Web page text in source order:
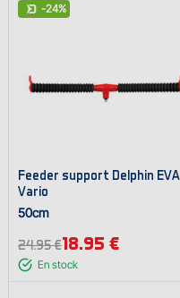
-24%
Feeder support Delphin EVA
Vario
50cm
24.95 €18.95 €
En stock